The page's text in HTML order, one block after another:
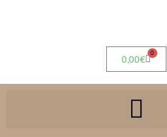
0,00€
0